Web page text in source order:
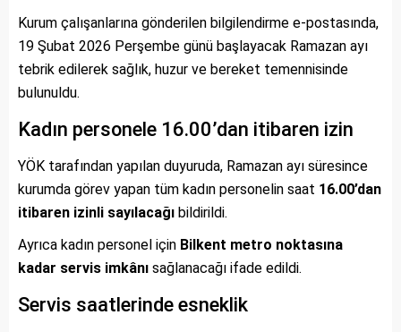
Kurum çalışanlarına gönderilen bilgilendirme e-postasında,
19 Şubat 2026 Perşembe günü başlayacak Ramazan ayı
tebrik edilerek sağlık, huzur ve bereket temennisinde
bulunuldu.
Kadın personele 16.00’dan itibaren izin
YÖK tarafından yapılan duyuruda, Ramazan ayı süresince
kurumda görev yapan tüm kadın personelin saat 16.00’dan
itibaren izinli sayılacağı bildirildi.
Ayrıca kadın personel için Bilkent metro noktasına
kadar servis imkânı sağlanacağı ifade edildi.
Servis saatlerinde esneklik